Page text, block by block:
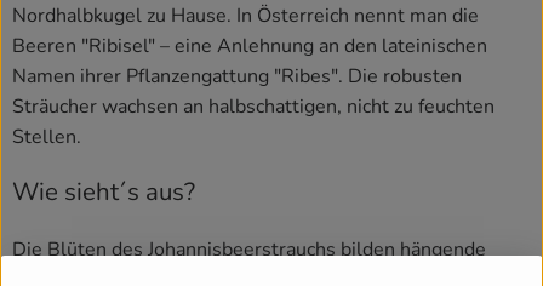
Nordhalbkugel zu Hause. In Österreich nennt man die
Beeren "Ribisel" – eine Anlehnung an den lateinischen
Namen ihrer Pflanzengattung "Ribes". Die robusten
Sträucher wachsen an halbschattigen, nicht zu feuchten
Stellen.
Wie sieht´s aus?
Die Blüten des Johannisbeerstrauchs bilden hängende